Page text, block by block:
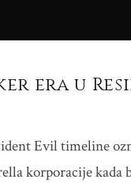
era u
Evil timeline
korporacije kada